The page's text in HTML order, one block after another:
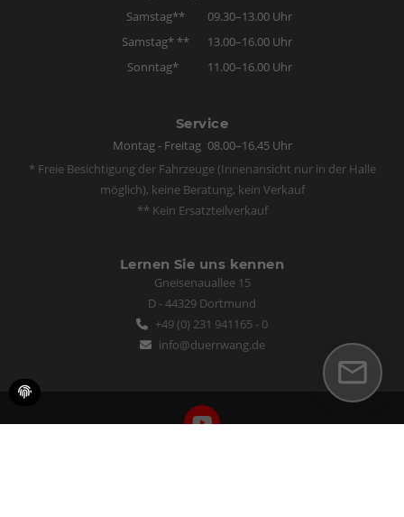
Samstag**
09.30–13.00 Uhr
Samstag* **
13.00–16.00 Uhr
Sonntag*
11.00–16.00 Uhr
Service
Montag - Freitag 08.00–16.45 Uhr
* Freie Besichtigung der Fahrzeuge (Innenansicht nur in der Halle
möglich), keine Beratung, kein Verkauf
** Kein Ersatzteilverkauf
Lernen Sie uns kennen
Gneisenauallee 15
D - 44329 Dortmund
+49 (0) 231 941165 - 0
info@duerrwang.de